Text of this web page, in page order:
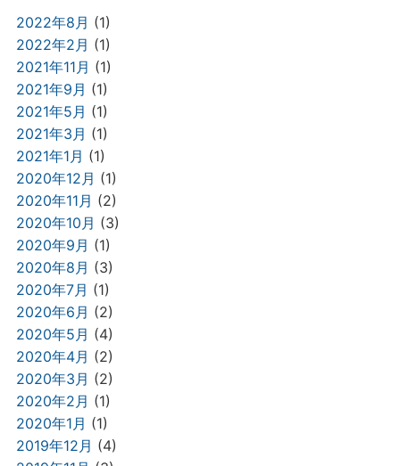
2022年8月 (1)
2022年2月 (1)
2021年11月 (1)
2021年9月 (1)
2021年5月 (1)
2021年3月 (1)
2021年1月 (1)
2020年12月 (1)
2020年11月 (2)
2020年10月 (3)
2020年9月 (1)
2020年8月 (3)
2020年7月 (1)
2020年6月 (2)
2020年5月 (4)
2020年4月 (2)
2020年3月 (2)
2020年2月 (1)
2020年1月 (1)
2019年12月 (4)